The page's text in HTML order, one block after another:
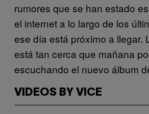
rumores que se han estado
el internet a lo largo de los
ese día está próximo a llegar.
está tan cerca que mañana
escuchando el nuevo álbum
VIDEOS BY VICE